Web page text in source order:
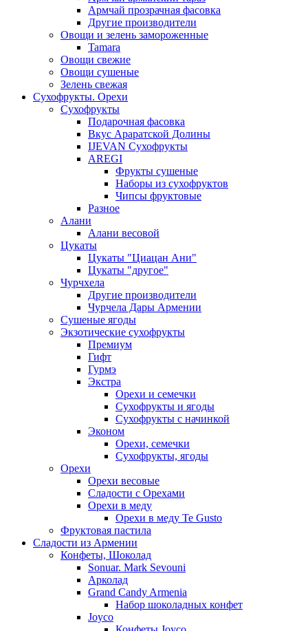
Армчай прозрачная фасовка
Другие производители
Овощи и зелень замороженные
Tamara
Овощи свежие
Овощи сушеные
Зелень свежая
Сухофрукты. Орехи
Сухофрукты
Подарочная фасовка
Вкус Араратской Долины
IJEVAN Сухофрукты
AREGI
Фрукты сушеные
Наборы из сухофруктов
Чипсы фруктовые
Разное
Алани
Алани весовой
Цукаты
Цукаты "Циацан Ани"
Цукаты "другое"
Чурчхела
Другие производители
Чурчела Дары Армении
Сушеные ягоды
Экзотические сухофрукты
Премиум
Гифт
Гурмэ
Экстра
Орехи и семечки
Сухофрукты и ягоды
Сухофрукты с начинкой
Эконом
Орехи, семечки
Сухофрукты, ягоды
Орехи
Орехи весовые
Сладости с Орехами
Орехи в меду
Орехи в меду Te Gusto
Фруктовая пастила
Сладости из Армении
Конфеты, Шоколад
Sonuar. Mark Sevouni
Арколад
Grand Candy Armenia
Набор шоколадных конфет
Joyco